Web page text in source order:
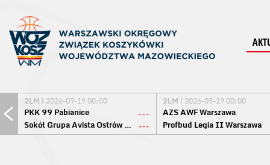
2LM | 2026-09-19 00:00
PKK 99 Pabianice
---
Sokół Grupa Avista Ostrów Maz. ---
2LM | 2026-09-19 00:00
AZS AWF Warszawa
Profbud Legia II Warszawa